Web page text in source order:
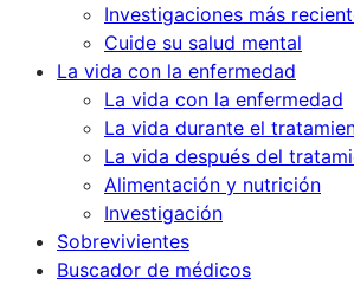
Investigaciones más
Cuide su salud mental
La vida con la enfermedad
La vida con la enfermedad
La vida durante el
La vida después del
Alimentación y nutrición
Investigación
Sobrevivientes
Buscador de médicos